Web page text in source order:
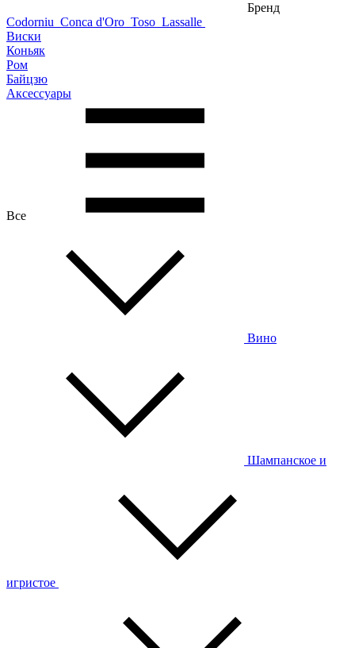
Бренд
Codorniu Conca d'Oro Toso Lassalle
Виски
Коньяк
Ром
Байцзю
Аксессуары
Все
Вино
Шампанское и
игристое